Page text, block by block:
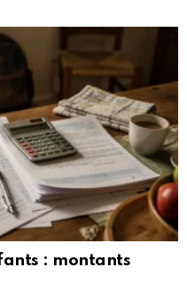
: montants